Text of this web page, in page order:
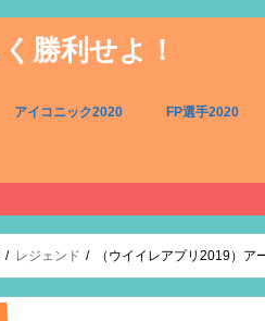
勝利せよ！
アイコニック2020 FP選手2020
レジェンド （ウイイレアプリ2019）ア